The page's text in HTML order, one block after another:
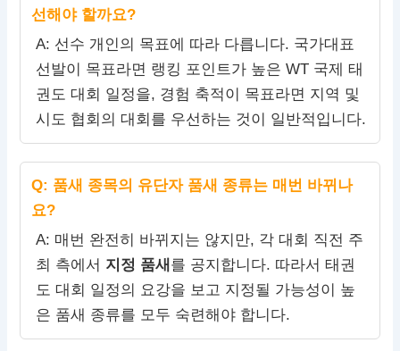
선해야 할까요?
A: 선수 개인의 목표에 따라 다릅니다. 국가대표
선발이 목표라면 랭킹 포인트가 높은 WT 국제 태
권도 대회 일정을, 경험 축적이 목표라면 지역 및
시도 협회의 대회를 우선하는 것이 일반적입니다.
Q: 품새 종목의 유단자 품새 종류는 매번 바뀌나
요?
A: 매번 완전히 바뀌지는 않지만, 각 대회 직전 주
최 측에서 지정 품새 를 공지합니다. 따라서 태권
도 대회 일정의 요강을 보고 지정될 가능성이 높
은 품새 종류를 모두 숙련해야 합니다.